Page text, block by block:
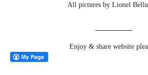
All pictures by Lionel
Enjoy & share website